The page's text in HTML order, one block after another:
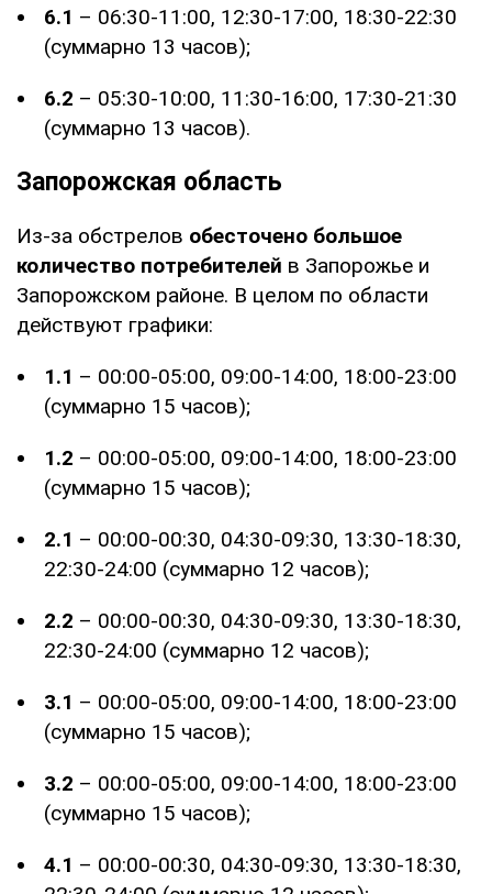
6.1 – 06:30-11:00, 12:30-17:00, 18:30-22:30
(суммарно 13 часов);
6.2 – 05:30-10:00, 11:30-16:00, 17:30-21:30
(суммарно 13 часов).
Запорожская область
Из-за обстрелов обесточено большое
количество потребителей в Запорожье и
Запорожском районе. В целом по области
действуют графики:
1.1 – 00:00-05:00, 09:00-14:00, 18:00-23:00
(суммарно 15 часов);
1.2 – 00:00-05:00, 09:00-14:00, 18:00-23:00
(суммарно 15 часов);
2.1 – 00:00-00:30, 04:30-09:30, 13:30-18:30,
22:30-24:00 (суммарно 12 часов);
2.2 – 00:00-00:30, 04:30-09:30, 13:30-18:30,
22:30-24:00 (суммарно 12 часов);
3.1 – 00:00-05:00, 09:00-14:00, 18:00-23:00
(суммарно 15 часов);
3.2 – 00:00-05:00, 09:00-14:00, 18:00-23:00
(суммарно 15 часов);
4.1 – 00:00-00:30, 04:30-09:30, 13:30-18:30,